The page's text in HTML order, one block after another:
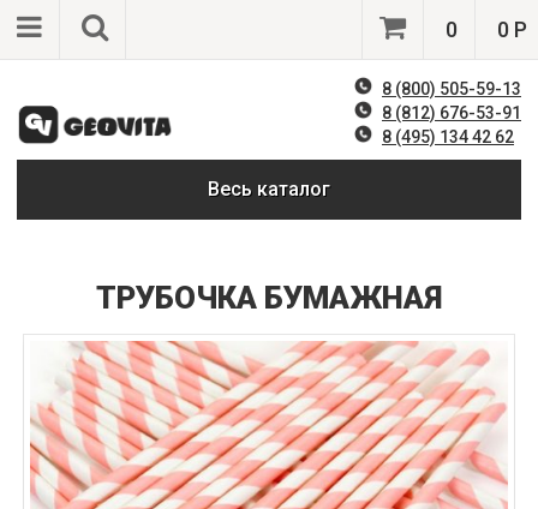
0 0 Р
8 (800) 505-59-13
8 (812) 676-53-91
8 (495) 134 42 62
Весь каталог
ТРУБОЧКА БУМАЖНАЯ